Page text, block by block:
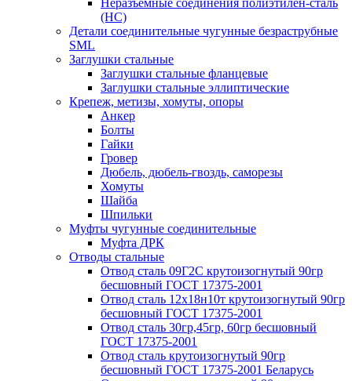
Неразъемные соединения полиэтилен-сталь
(НС)
Детали соединительные чугунные безраструбные
SML
Заглушки стальные
Заглушки стальные фланцевые
Заглушки стальные эллиптические
Крепеж, метизы, хомуты, опоры
Анкер
Болты
Гайки
Гровер
Дюбель, дюбель-гвоздь, саморезы
Хомуты
Шайба
Шпильки
Муфты чугунные соединительные
Муфта ДРК
Отводы стальные
Отвод сталь 09Г2С крутоизогнутый 90гр
бесшовный ГОСТ 17375-2001
Отвод сталь 12х18н10т крутоизогнутый 90гр
бесшовный ГОСТ 17375-2001
Отвод сталь 30гр,45гр, 60гр бесшовный
ГОСТ 17375-2001
Отвод сталь крутоизогнутый 90гр
бесшовный ГОСТ 17375-2001 Беларусь